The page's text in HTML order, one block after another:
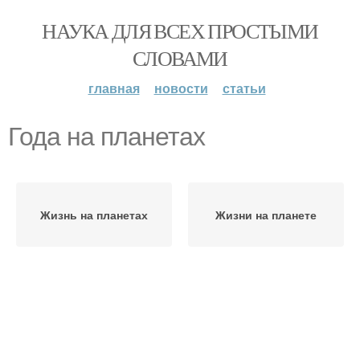
НАУКА ДЛЯ ВСЕХ ПРОСТЫМИ
СЛОВАМИ
главная новости статьи
Года на планетах
Жизнь на планетах Жизни на планете